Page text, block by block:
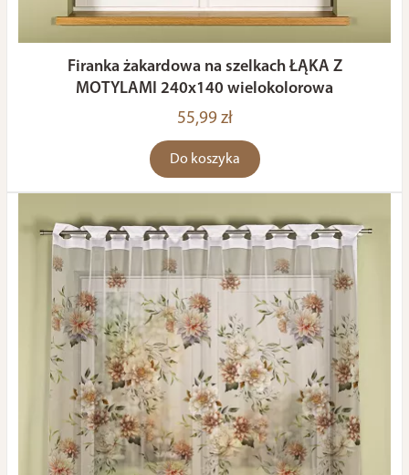
Firanka żakardowa na szelkach ŁĄKA Z
MOTYLAMI 240x140 wielokolorowa
55,99 zł
Do koszyka